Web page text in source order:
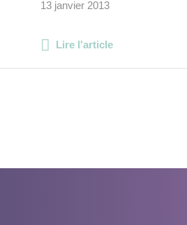
13 janvier 2013
Lire l'article